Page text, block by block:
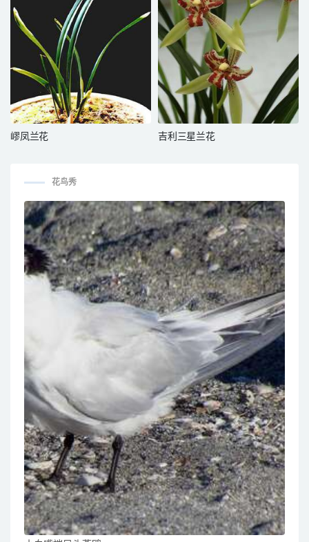
嵺凤兰花 吉利三星兰花
花鸟秀